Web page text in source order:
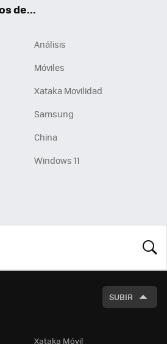
de...
Análisis
Móviles
Xataka Movilidad
Samsung
China
Windows 11
SUBIR
Xataka Móvil